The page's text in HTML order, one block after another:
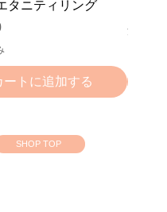
タニティリング
ートに追加する
消費税込
SHOP TOP